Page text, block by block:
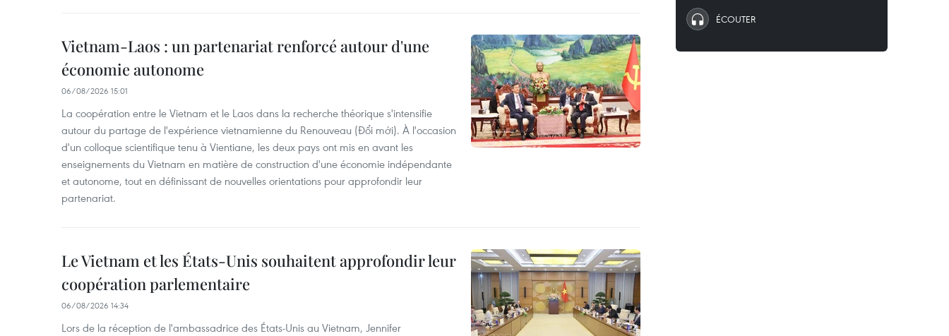
Vietnam-Laos : un partenariat renforcé autour d'une
économie autonome
06/08/2026 15:01
La coopération entre le Vietnam et le Laos dans la recherche théorique s'intensifie
autour du partage de l'expérience vietnamienne du Renouveau (Đổi mới). À l'occasion
d'un colloque scientifique tenu à Vientiane, les deux pays ont mis en avant les
enseignements du Vietnam en matière de construction d'une économie indépendante
et autonome, tout en définissant de nouvelles orientations pour approfondir leur
partenariat.
Le Vietnam et les États-Unis souhaitent approfondir leur
coopération parlementaire
06/08/2026 14:34
Lors de la réception de l'ambassadrice des États-Unis au Vietnam, Jennifer
ÉCOUTER